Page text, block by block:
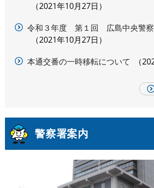
2021年10月27日
令和３年度 第１回 広島中央警察
2021年10月27日
本通交番の一時移転について
警察署案内